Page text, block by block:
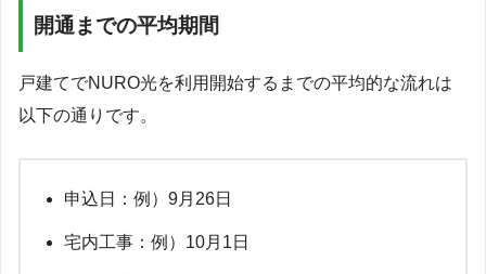
開通までの平均期間
戸建てでNURO光を利用開始するまでの平均的な流れは
以下の通りです。
申込日：例）9月26日
宅内工事：例）10月1日